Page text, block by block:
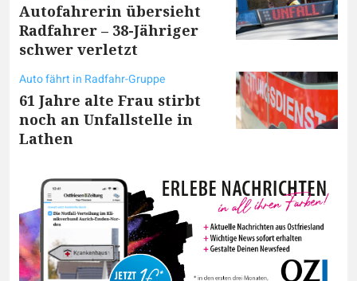
Autofahrerin übersieht
Radfahrer – 38-Jähriger
schwer verletzt
Auto fährt in Radfahr-Gruppe
61 Jahre alte Frau stirbt
noch an Unfallstelle in
Lathen